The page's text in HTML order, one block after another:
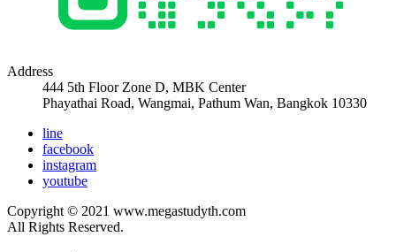
Address
444 5th Floor Zone D, MBK Center
Phayathai Road, Wangmai, Pathum Wan, Bangkok 10330
line
facebook
instagram
youtube
Copyright © 2021 www.megastudyth.com
All Rights Reserved.